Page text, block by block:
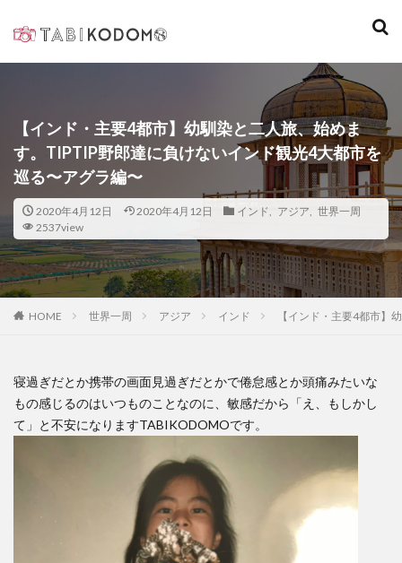
【インド・主要4都市】幼馴染と二人旅、始めま
す。TIPTIP野郎達に負けないインド観光4大都市を
巡る〜アグラ編〜
2020年4月12日 2020年4月12日 インド アジア
世界一周
2537view
HOME 世界一周 アジア インド 【インド・主要4都市】
寝過ぎだとか携帯の画面見過ぎだとかで倦怠感とか頭痛みたいな
もの感じるのはいつものことなのに、敏感だから「え、もしかし
て」と不安になりますTABIKODOMOです。